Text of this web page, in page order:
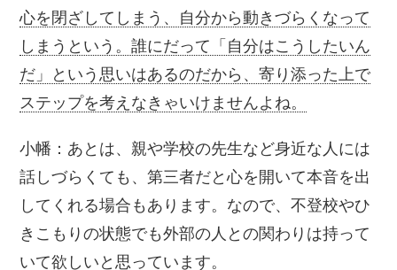
心を閉ざしてしまう、自分から動きづらくなって
しまうという。誰にだって「自分はこうしたいん
だ」という思いはあるのだから、寄り添った上で
ステップを考えなきゃいけませんよね。
小幡：あとは、親や学校の先生など身近な人には
話しづらくても、第三者だと心を開いて本音を出
してくれる場合もあります。なので、不登校やひ
きこもりの状態でも外部の人との関わりは持って
いて欲しいと思っています。